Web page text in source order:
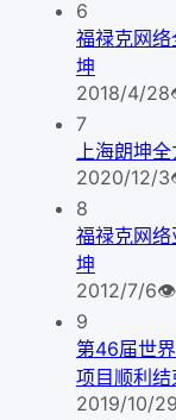
6
福禄克网
坤
2018/4/28
7
上海朗坤
2020/12/3
8
福禄克网
坤
2012/7/6👁
9
第46届世
项目顺利结
2019/10/29